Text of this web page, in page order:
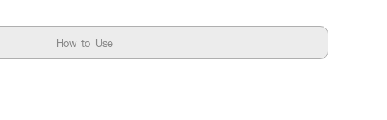
How to Use